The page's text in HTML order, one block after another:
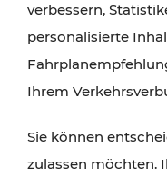
verbessern,
personalisierte
Ihrem
Sie können
zulassen möchten.